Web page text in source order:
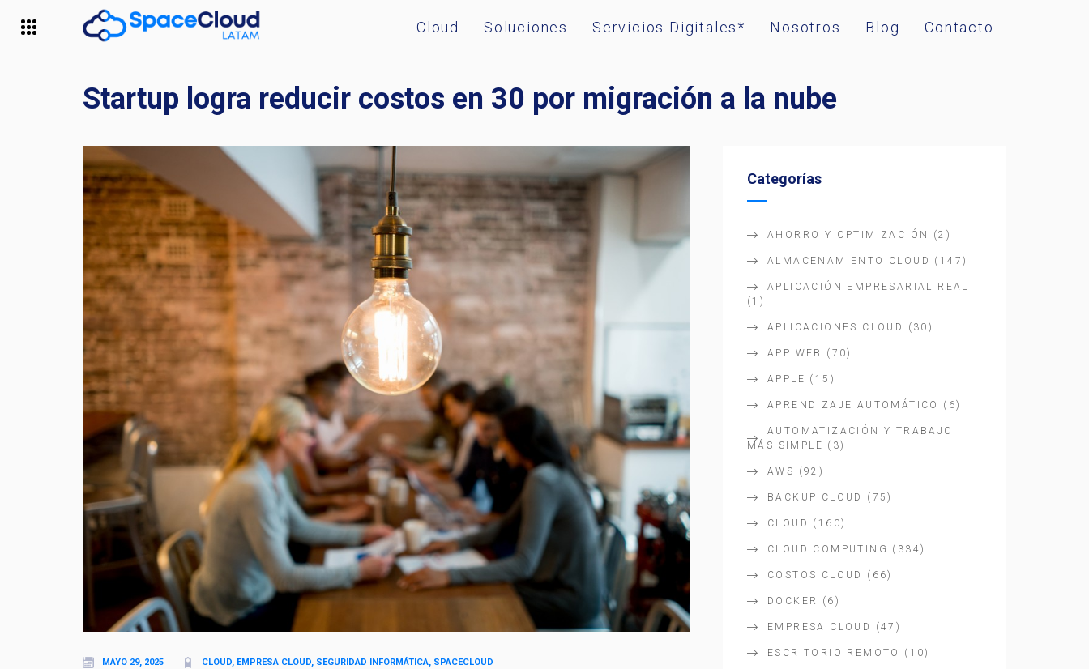
Cloud Soluciones Servicios Digitales* Nosotros Blog Contacto
Startup logra reducir costos en 30 por migración a la nube
MAYO 29, 2025 CLOUD, EMPRESA CLOUD, SEGURIDAD INFORMÁTICA, SPACECLOUD
Categorías
AHORRO Y OPTIMIZACIÓN (2)
ALMACENAMIENTO CLOUD (147)
APLICACIÓN EMPRESARIAL REAL
(1)
APLICACIONES CLOUD (30)
APP WEB (70)
APPLE (15)
APRENDIZAJE AUTOMÁTICO (6)
AUTOMATIZACIÓN Y TRABAJO
MÁS SIMPLE (3)
AWS (92)
BACKUP CLOUD (75)
CLOUD (160)
CLOUD COMPUTING (334)
COSTOS CLOUD (66)
DOCKER (6)
EMPRESA CLOUD (47)
ESCRITORIO REMOTO (10)